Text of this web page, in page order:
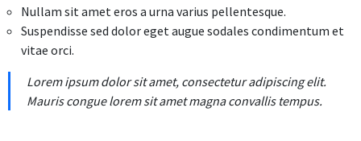
Nullam sit amet eros a urna varius pellentesque.
Suspendisse sed dolor eget augue sodales condimentum et
vitae orci.
Lorem ipsum dolor sit amet, consectetur adipiscing elit.
Mauris congue lorem sit amet magna convallis tempus.